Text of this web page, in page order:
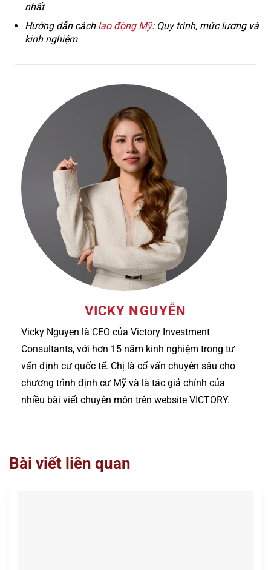
nhất
Hướng dẫn cách lao động Mỹ: Quy trình, mức lương và
kinh nghiệm
VICKY NGUYỄN
Vicky Nguyen là CEO của Victory Investment
Consultants, với hơn 15 năm kinh nghiệm trong tư
vấn định cư quốc tế. Chị là cố vấn chuyên sâu cho
chương trình định cư Mỹ và là tác giả chính của
nhiều bài viết chuyên môn trên website VICTORY.
Bài viết liên quan